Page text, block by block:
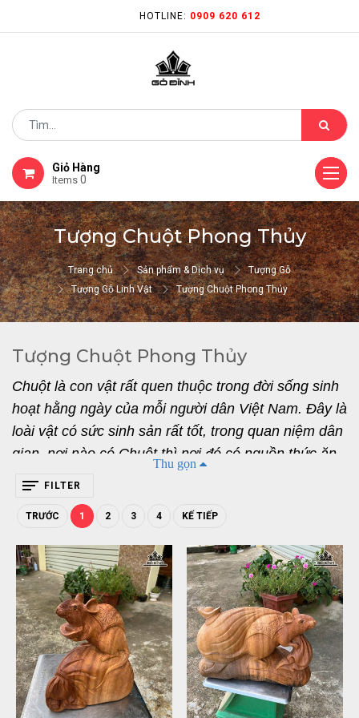
HOTLINE: 0909 620 612
Giỏ Hàng
Items 0
Tượng Chuột Phong Thủy
Trang chủ Sản phẩm & Dịch vụ
Tượng Gỗ
Tượng Gỗ Linh Vật
Tượng Chuột Phong Thủy
Tượng Chuột Phong Thủy
Chuột là con vật rất quen thuộc trong đời sống sinh
hoạt hằng ngày của mỗi người dân Việt Nam. Đây là
loài vật có sức sinh sản rất tốt, trong quan niệm dân
gian, nơi nào có Chuột thì nơi đó có nguồn thức ăn
muốn nhận được nhiều tài lộc, của cải sung túc, dồi
dào. Nếu như bạn đang quan tâm đến bức tượng
này thì hãy cùng chúng mình tìm hiểu kĩ hơn nhé.
Thu gọn
FILTER
TRƯỚC 1 2 3 4 KẾ TIẾP